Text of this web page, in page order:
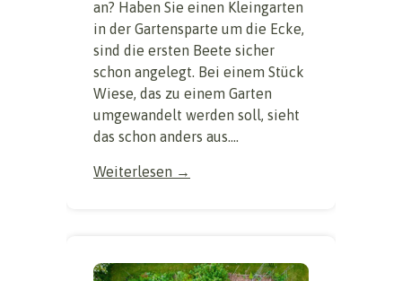
an? Haben Sie einen Kleingarten
in der Gartensparte um die Ecke,
sind die ersten Beete sicher
schon angelegt. Bei einem Stück
Wiese, das zu einem Garten
umgewandelt werden soll, sieht
das schon anders aus....
Weiterlesen →